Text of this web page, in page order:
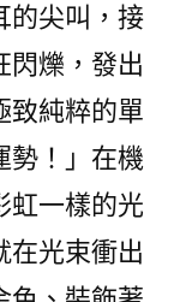
的尖叫，接
閃爍，發出
致純粹的單
勢！」在機
虹一樣的光
在光束衝出